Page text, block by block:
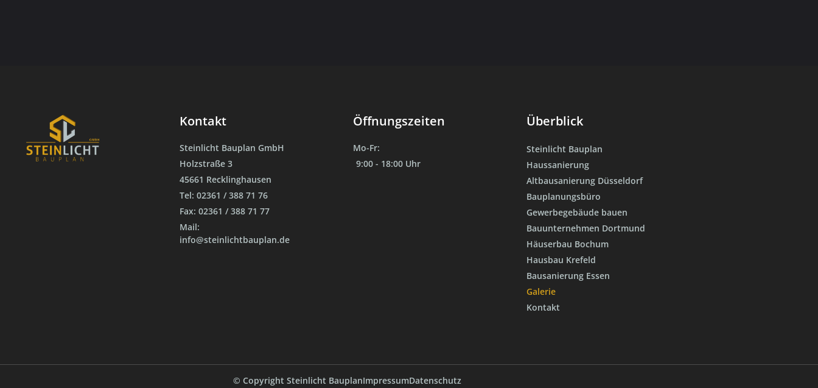
Kontakt
Steinlicht Bauplan GmbH
Holzstraße 3
45661 Recklinghausen
Tel: 02361 / 388 71 76
Fax: 02361 / 388 71 77
Mail:
info@steinlichtbauplan.de
Öffnungszeiten
Mo-Fr:
9:00 - 18:00 Uhr
Überblick
Steinlicht Bauplan
Haussanierung
Altbausanierung Düsseldorf
Bauplanungsbüro
Gewerbegebäude bauen
Bauunternehmen Dortmund
Häuserbau Bochum
Hausbau Krefeld
Bausanierung Essen
Galerie
Kontakt
© Copyright Steinlicht BauplanImpressumDatenschutz